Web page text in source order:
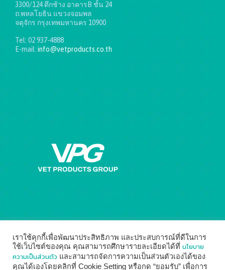
3300/124 ตึกช้าง อาคารB ชั้น 24
ถ.พหลโยธิน แขวงจอมพล
จตุจักร กรุงเทพมหานคร 10900
Tel: 02 937-4888
E-mail: info@vetproducts.co.th
เราใช้คุกกี้เพื่อพัฒนาประสิทธิภาพ และประสบการณ์ที่ดีในการ
ใช้เว็บไซต์ของคุณ คุณสามารถศึกษารายละเอียดได้ที่ นโยบาย
ความเป็นส่วนตัว และสามารถจัดการความเป็นส่วนตัวเองได้ของ
คุณได้เองโดยคลิกที่ Cookie Setting หรือกด “ยอมรับ” เพื่อการ